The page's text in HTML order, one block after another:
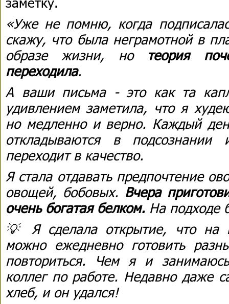
«Уже не помню, когда
скажу, что была неграмотной в
образе жизни, но теория
переходила.
А ваши письма - это как та
удивлением заметила, что я
но медленно и верно. Каждый
откладываются в подсознании
переходит в качество.
Я стала отдавать предпочтение
овощей, бобовых. Вчера
очень богатая белком. На подходе
💡 Я сделала открытие, что на
можно ежедневно готовить
повториться. Чем я и
коллег по работе. Недавно даже
хлеб, и он удался!